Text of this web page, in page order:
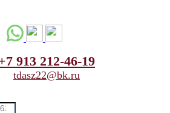
913 212-46-19
tdasz22@bk.ru